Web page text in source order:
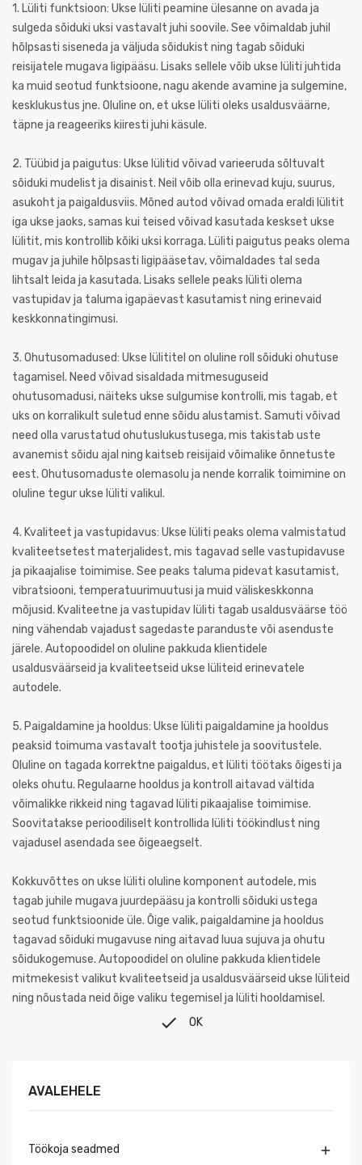
1. Lüliti funktsioon: Ukse lüliti peamine ülesanne on avada ja
sulgeda sõiduki uksi vastavalt juhi soovile. See võimaldab juhil
hõlpsasti siseneda ja väljuda sõidukist ning tagab sõiduki
reisijatele mugava ligipääsu. Lisaks sellele võib ukse lüliti juhtida
ka muid seotud funktsioone, nagu akende avamine ja sulgemine,
kesklukustus jne. Oluline on, et ukse lüliti oleks usaldusväärne,
täpne ja reageeriks kiiresti juhi käsule.
2. Tüübid ja paigutus: Ukse lülitid võivad varieeruda sõltuvalt
sõiduki mudelist ja disainist. Neil võib olla erinevad kuju, suurus,
asukoht ja paigaldusviis. Mõned autod võivad omada eraldi lülitit
iga ukse jaoks, samas kui teised võivad kasutada keskset ukse
lülitit, mis kontrollib kõiki uksi korraga. Lüliti paigutus peaks olema
mugav ja juhile hõlpsasti ligipääsetav, võimaldades tal seda
lihtsalt leida ja kasutada. Lisaks sellele peaks lüliti olema
vastupidav ja taluma igapäevast kasutamist ning erinevaid
keskkonnatingimusi.
3. Ohutusomadused: Ukse lülititel on oluline roll sõiduki ohutuse
tagamisel. Need võivad sisaldada mitmesuguseid
ohutusomadusi, näiteks ukse sulgumise kontrolli, mis tagab, et
uks on korralikult suletud enne sõidu alustamist. Samuti võivad
need olla varustatud ohutuslukustusega, mis takistab uste
avanemist sõidu ajal ning kaitseb reisijaid võimalike õnnetuste
eest. Ohutusomaduste olemasolu ja nende korralik toimimine on
oluline tegur ukse lüliti valikul.
4. Kvaliteet ja vastupidavus: Ukse lüliti peaks olema valmistatud
kvaliteetsetest materjalidest, mis tagavad selle vastupidavuse
ja pikaajalise toimimise. See peaks taluma pidevat kasutamist,
vibratsiooni, temperatuurimuutusi ja muid väliskeskkonna
mõjusid. Kvaliteetne ja vastupidav lüliti tagab usaldusväärse töö
ning vähendab vajadust sagedaste paranduste või asenduste
järele. Autopoodidel on oluline pakkuda klientidele
usaldusväärseid ja kvaliteetseid ukse lüliteid erinevatele
autodele.
5. Paigaldamine ja hooldus: Ukse lüliti paigaldamine ja hooldus
peaksid toimuma vastavalt tootja juhistele ja soovitustele.
Oluline on tagada korrektne paigaldus, et lüliti töötaks õigesti ja
oleks ohutu. Regulaarne hooldus ja kontroll aitavad vältida
võimalikke rikkeid ning tagavad lüliti pikaajalise toimimise.
Soovitatakse perioodiliselt kontrollida lüliti töökindlust ning
vajadusel asendada see õigeaegselt.
Kokkuvõttes on ukse lüliti oluline komponent autodele, mis
tagab juhile mugava juurdepääsu ja kontrolli sõiduki ustega
seotud funktsioonide üle. Õige valik, paigaldamine ja hooldus
tagavad sõiduki mugavuse ning aitavad luua sujuva ja ohutu
sõidukogemuse. Autopoodidel on oluline pakkuda klientidele
mitmekesist valikut kvaliteetseid ja usaldusväärseid ukse lüliteid
ning nõustada neid õige valiku tegemisel ja lüliti hooldamisel.
 OK
AVALEHELE
Töökoja seadmed 